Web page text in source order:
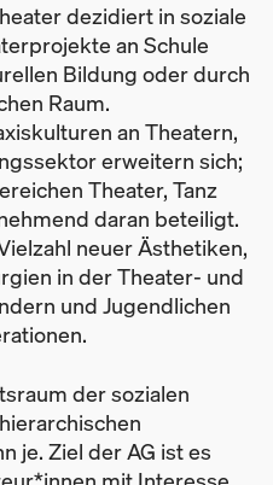
dezidiert in soziale
an Schule
Bildung oder durch
Raum.
an Theatern,
erweitern sich;
Theater, Tanz
daran beteiligt.
neuer Ästhetiken,
in der Theater- und
und Jugendlichen
der sozialen
je. Ziel der AG ist es